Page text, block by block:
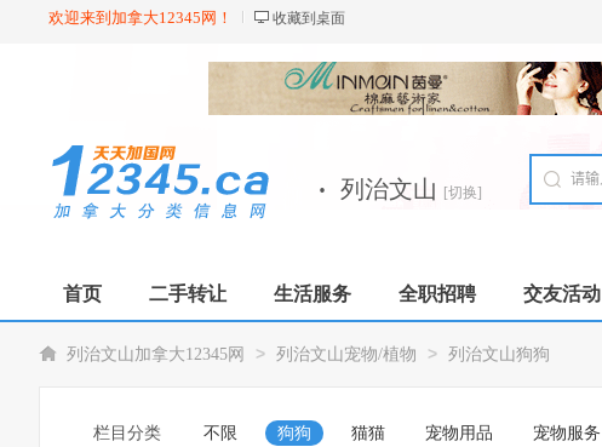
欢迎来到加拿大12345网！ 收藏到桌面
· 列治文山 [切换]
首页 二手转让 生活服务 全职招聘 交友活动
列治文山加拿大12345网 > 列治文山宠物/植物 > 列治文山狗狗
栏目分类 不限 狗狗 猫猫 宠物用品 宠物服务